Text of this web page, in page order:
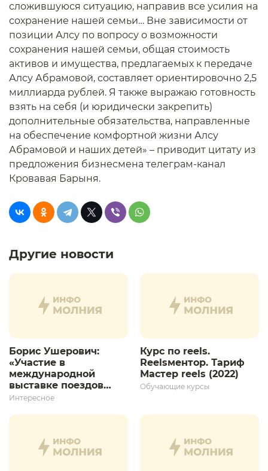
сложившуюся ситуацию, направив все усилия на
сохранение нашей семьи… Вне зависимости от
позиции Алсу по вопросу о возможности
сохранения нашей семьи, общая стоимость
активов и имущества, предлагаемых к передаче
Алсу Абрамовой, составляет ориентировочно 2,5
миллиарда рублей. Я также выражаю готовность
взять на себя (и юридически закрепить)
дополнительные обязательства, направленные
на обеспечение комфортной жизни Алсу
Абрамовой и наших детей» – приводит цитату из
предложения бизнесмена телеграм-канал
Кровавая Барыня.
Другие новости
Борис Ушерович:
«Участие в
международной
выставке поездов
дает толчок для
развития»
Интересное
Курс по reels.
Reelsментор. Тариф
Мастер reels (2022)
Обучающие курсы